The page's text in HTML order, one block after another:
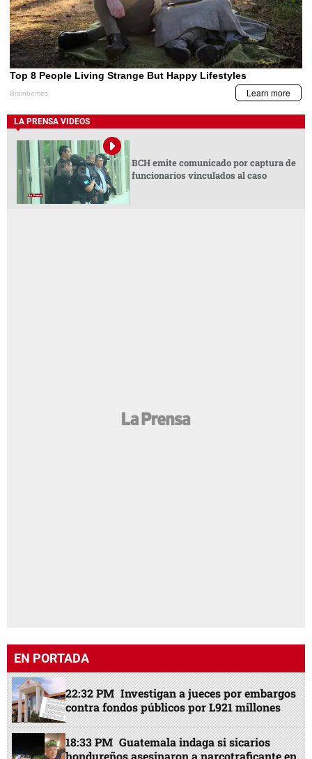
LA PRENSA VIDEOS
BCH emite comunicado por captura de
funcionarios vinculados al caso
EN PORTADA
22:32 PM Investigan a jueces por embargos
contra fondos públicos por L921 millones
18:33 PM Guatemala indaga si sicarios
hondureños asesinaron a narcotraficante en